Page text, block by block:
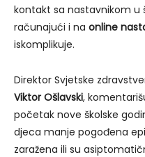
kontakt sa nastavnikom u
računajući i na online
iskomplikuje.
Direktor Svjetske
Viktor Ošlavski,
početak nove školske
djeca manje pogođena
zaražena ili su